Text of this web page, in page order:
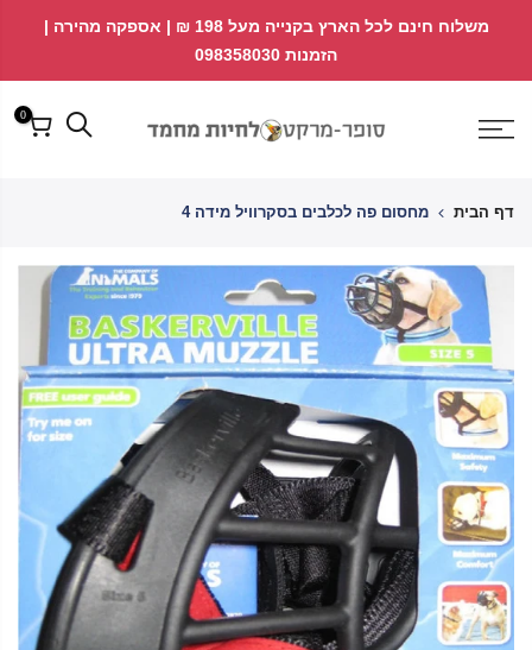
פתח ווידג'ט נגישות
משלוח חינם לכל הארץ בקנייה מעל 198 ₪ | אספקה מהירה |
הזמנות 098358030
0
דף הבית מחסום פה לכלבים בסקרוויל מידה 4